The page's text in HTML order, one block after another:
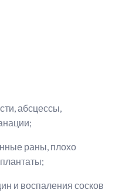
абсцессы,
раны, плохо
и воспаления сосков